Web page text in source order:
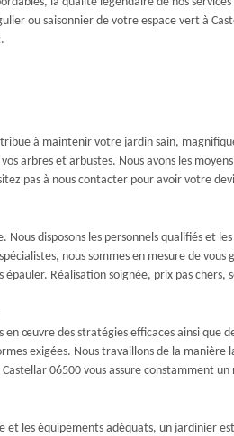
ou saisonnier de votre espace vert à
à maintenir votre jardin sain,
arbres et arbustes. Nous avons les
pas à nous contacter pour avoir votre
disposons les personnels qualifiés et
nous sommes en mesure de vous
Réalisation soignée, prix pas chers,
œuvre des stratégies efficaces ainsi que
exigées. Nous travaillons de la manière
06500 vous assure constamment
les équipements adéquats, un jardinier